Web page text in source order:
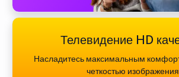
Телевидение HD
Насладитесь максимальным
четкостью изображения